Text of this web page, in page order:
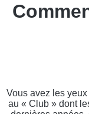
Vous avez les
au « Club » dont